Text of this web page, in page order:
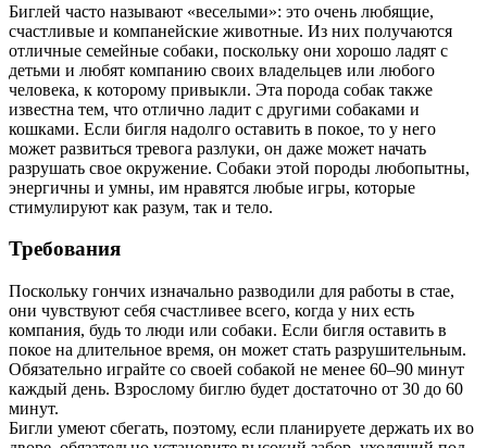
Биглей часто называют «веселыми»: это очень любящие,
счастливые и компанейские животные. Из них получаются
отличные семейные собаки, поскольку они хорошо ладят с
детьми и любят компанию своих владельцев или любого
человека, к которому привыкли. Эта порода собак также
известна тем, что отлично ладит с другими собаками и
кошками. Если бигля надолго оставить в покое, то у него
может развиться тревога разлуки, он даже может начать
разрушать свое окружение. Собаки этой породы любопытны,
энергичны и умны, им нравятся любые игры, которые
стимулируют как разум, так и тело.
Требования
Поскольку гончих изначально разводили для работы в стае,
они чувствуют себя счастливее всего, когда у них есть
компания, будь то люди или собаки. Если бигля оставить в
покое на длительное время, он может стать разрушительным.
Обязательно играйте со своей собакой не менее 60–90 минут
каждый день. Взрослому биглю будет достаточно от 30 до 60
минут.
Бигли умеют сбегать, поэтому, если планируете держать их во